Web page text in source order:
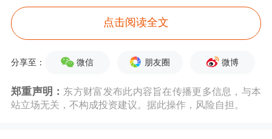
履行信息披露义务。
作为智能产品ODM龙头，龙旗科技为
全球头部消费电子品牌商和领先科技企
业提供智能产品综合服务，主要客户包
点击阅读全文
分享至： 微信 朋友圈 微博
郑重声明： 东方财富发布此内容旨在传播更多信息，与本
站立场无关，不构成投资建议。据此操作，风险自担。